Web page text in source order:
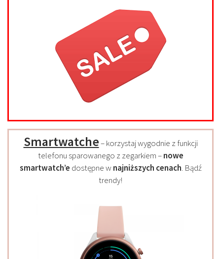
Smartwatche– korzystaj wygodnie z funkcji
telefonu sparowanego z zegarkiem –nowe
smartwatch’e dostępne w najniższych cenach. Bądź
trendy!